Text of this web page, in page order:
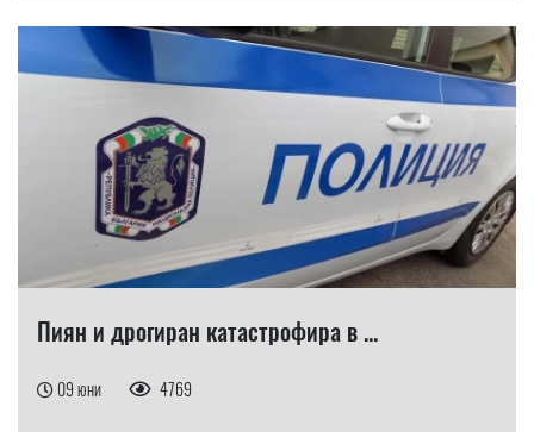
Пиян и дрогиран катастрофира в ...
09 юни 4769